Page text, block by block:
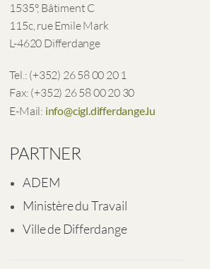
1535°, Bâtiment C
115c, rue Emile Mark
L-4620 Differdange
Tel.: (+352) 26 58 00 20 1
Fax: (+352) 26 58 00 20 30
E-Mail: info@cigl.differdange.lu
PARTNER
ADEM
Ministère du Travail
Ville de Differdange